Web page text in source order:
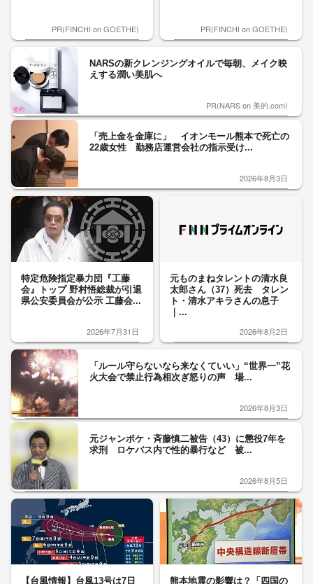
PR(FINCHI on GOETHE) PR(FINCHI on GOETHE)
NARSの新クレンジングオイルで毎朝、メイク映
えする潤い美肌へ
PR(NARS on 美的.com)
「売上金を金庫に」 イオンモール熊本で死亡の
22歳女性 勤務店運営会社の指示受け...
2026年8月3日
特定危険指定暴力団『工藤
会』トップ 野村悟総裁が引退
県公安委員会が公示 工藤会...
2026年7月31日
元ものまねタレントの清水良
太郎さん（37）死去 タレン
ト・清水アキラさんの息子
｜...
2026年8月2日
「ルール守らないなら来なくていい」“世界一”花
火大会で禁止行為相次ぎ怒りの声 場...
2026年8月3日
元ジャンポケ・斉藤慎二被告（43）に懲役7年を
求刑 ロケバス内で性的暴行など 被...
2026年8月5日
【台風情報】台風13号は7日
熊本地震の影響は？「四国の